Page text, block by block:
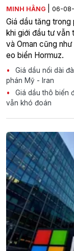
MINH HẰNG 06-
Giá dầu tăng
khi giới đầu tư vẫn
và Oman cũng
eo biển Hormuz.
Giá dầu nối dài
phán Mỹ - Iran
Giá dầu thô biến
vẫn khó đoán